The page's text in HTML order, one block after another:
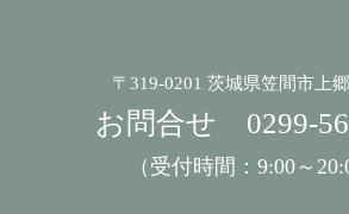
〒319-0201 茨城県笠間市上
お問合せ 0299-
（受付時間：9:00～